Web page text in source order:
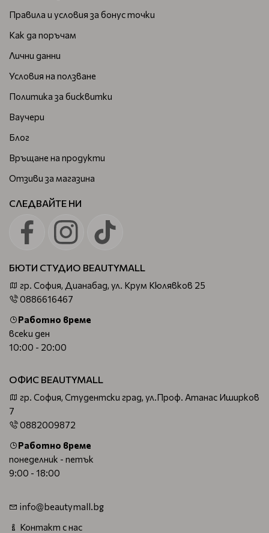
Правила и условия за бонус точки
Как да поръчам
Лични данни
Условия на ползване
Политика за бисквитки
Ваучери
Блог
Връщане на продукти
Отзиви за магазина
СЛЕДВАЙТЕ НИ
БЮТИ СТУДИО BEAUTYMALL
гр. София, Дианабад, ул. Крум Кюлявков 25
0886616467
Работно време
всеки ден
10:00 - 20:00
ОФИС BEAUTYMALL
гр. София, Студентски град, ул.Проф. Атанас Иширков
7
0882009872
Работно време
понеделник - петък
9:00 - 18:00
info@beautymall.bg
Контакт с нас